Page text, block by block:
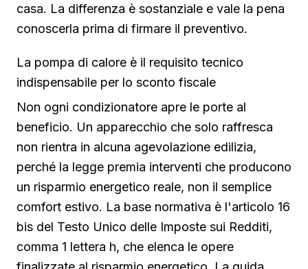
casa. La differenza è sostanziale e vale la pena
conoscerla prima di firmare il preventivo.
La pompa di calore è il requisito tecnico
indispensabile per lo sconto fiscale
Non ogni condizionatore apre le porte al
beneficio. Un apparecchio che solo raffresca
non rientra in alcuna agevolazione edilizia,
perché la legge premia interventi che producono
un risparmio energetico reale, non il semplice
comfort estivo. La base normativa è l'articolo 16
bis del Testo Unico delle Imposte sui Redditi,
comma 1 lettera h, che elenca le opere